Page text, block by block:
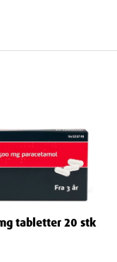
tabletter 20 stk